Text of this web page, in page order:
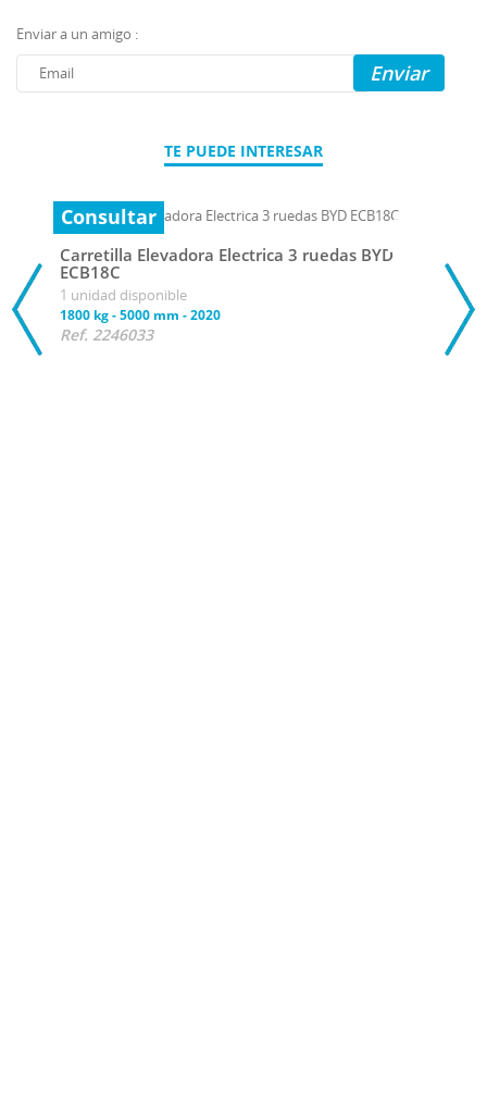
Enviar a un amigo :
Enviar
TE PUEDE INTERESAR
Consultar
Carretilla Elevadora Electrica 3 ruedas BYD
ECB18C
1 unidad disponible
1800 kg-5000 mm -2020
Ref. 2246033